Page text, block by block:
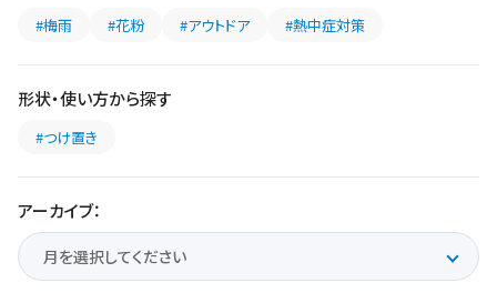
#梅雨 #花粉 #アウトドア #熱中症対策
形状・使い方から探す
#つけ置き
アーカイブ：